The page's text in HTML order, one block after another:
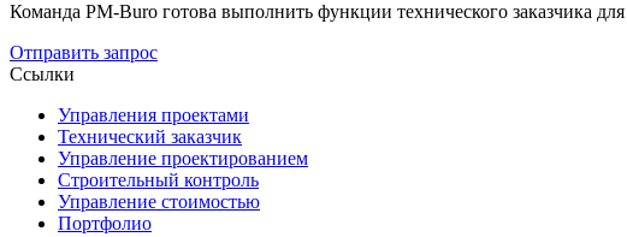
Команда PM-Buro готова выполнить функции технического заказчика
Отправить запрос
Ссылки
Управления проектами
Технический заказчик
Управление проектированием
Строительный контроль
Управление стоимостью
Портфолио